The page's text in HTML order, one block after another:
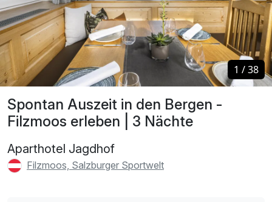
Spontan Auszeit in den Bergen -
Filzmoos erleben | 3 Nächte
Aparthotel Jagdhof
Filzmoos, Salzburger Sportwelt
1 /38
1 /38